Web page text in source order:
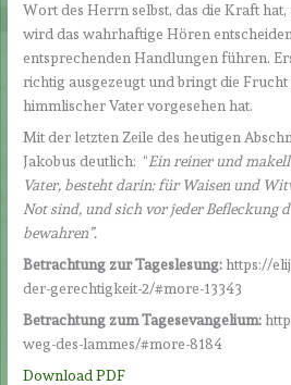
Wort des Herrn selbst, das die Kraft
wird das wahrhaftige Hören
entsprechenden Handlungen führen.
richtig ausgezeugt und bringt die
himmlischer Vater vorgesehen hat.
Mit der letzten Zeile des heutigen
Jakobus deutlich: “Ein reiner und
Vater, besteht darin: für Waisen und
Not sind, und sich vor jeder Befleckung
bewahren”.
Betrachtung zur Tageslesung:https://
der-gerechtigkeit-2/#more-13343
Betrachtung zum Tagesevangelium:
weg-des-lammes/#more-8184
Download PDF